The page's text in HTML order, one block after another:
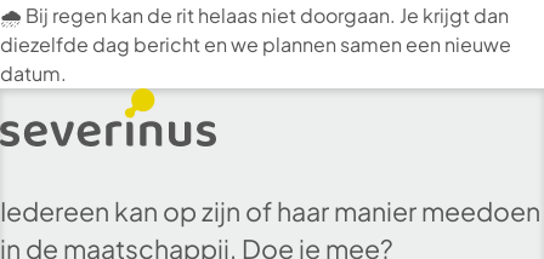
🌧️ Bij regen kan de rit helaas niet doorgaan. Je krijgt dan
diezelfde dag bericht en we plannen samen een nieuwe
datum.
Iedereen kan op zijn of haar manier meedoen
in de maatschappij. Doe je mee?